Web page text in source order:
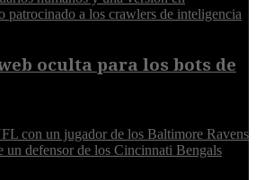
oculta para los bots de